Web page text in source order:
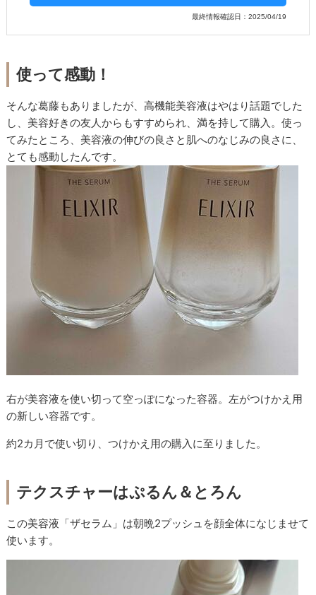
最終情報確認日：2025/04/19
使って感動！
そんな葛藤もありましたが、高機能美容液はやはり話題でした
し、美容好きの友人からもすすめられ、満を持して購入。使っ
てみたところ、美容液の伸びの良さと肌へのなじみの良さに、
とても感動したんです。
右が美容液を使い切って空っぽになった容器。左がつけかえ用
の新しい容器です。
約2カ月で使い切り、つけかえ用の購入に至りました。
テクスチャーはぷるん＆とろん
この美容液「ザセラム」は朝晩2プッシュを顔全体になじませて
使います。